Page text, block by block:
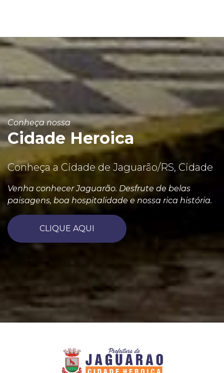
Conheça nossa
Cidade Heroica
Conheça a Cidade de Jaguarão/RS, Cidade
Venha conhecer Jaguarão. Desfrute de belas
paisagens, boa hospitalidade e nossa rica história.
CLIQUE AQUI